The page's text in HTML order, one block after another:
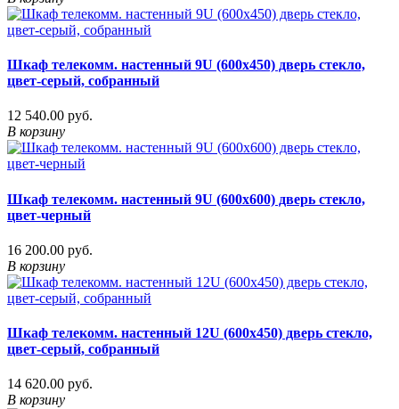
Шкаф телекомм. настенный 9U (600x450) дверь стекло,
цвет-серый, собранный
12 540.00 руб.
В корзину
Шкаф телекомм. настенный 9U (600x600) дверь стекло,
цвет-черный
16 200.00 руб.
В корзину
Шкаф телекомм. настенный 12U (600x450) дверь стекло,
цвет-серый, собранный
14 620.00 руб.
В корзину